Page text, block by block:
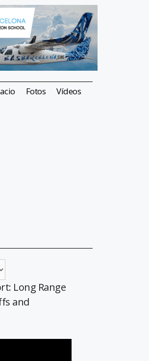
Fotos Vídeos
Long Range
and